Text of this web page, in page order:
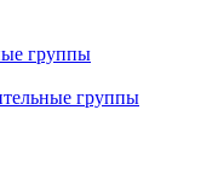
группы
группы